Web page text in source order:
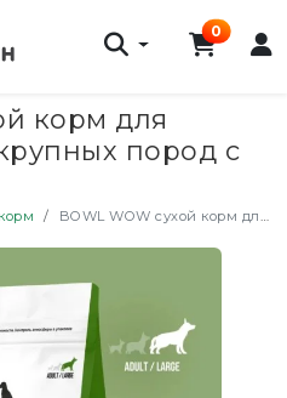
0
корм для
пород с
рисом и
BOWL WOW сухой корм для взрослых собак крупных пород с ягненком, индейкой, рисом и цукини - 10 кг